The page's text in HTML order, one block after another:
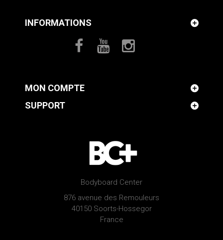
INFORMATIONS
MON COMPTE
SUPPORT
Bodyboard Center
876 avenue des Remouleurs
40150 Soorts-Hossegor
France